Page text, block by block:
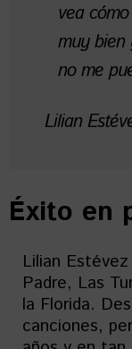
vea
muy bien
no me
Lilian
Éxito en
Lilian
Padre, Las
la Florida.
canciones,